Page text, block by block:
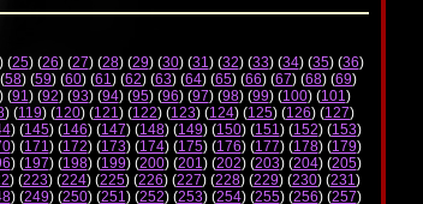
(25) (26) (27) (28) (29) (30) (31) (32) (33) (34) (35) (36)
58) (59) (60) (61) (62) (63) (64) (65) (66) (67) (68) (69)
(91) (92) (93) (94) (95) (96) (97) (98) (99) (100) (101)
) (119) (120) (121) (122) (123) (124) (125) (126) (127)
) (145) (146) (147) (148) (149) (150) (151) (152) (153)
) (171) (172) (173) (174) (175) (176) (177) (178) (179)
) (197) (198) (199) (200) (201) (202) (203) (204) (205)
) (223) (224) (225) (226) (227) (228) (229) (230) (231)
) (249) (250) (251) (252) (253) (254) (255) (256) (257)